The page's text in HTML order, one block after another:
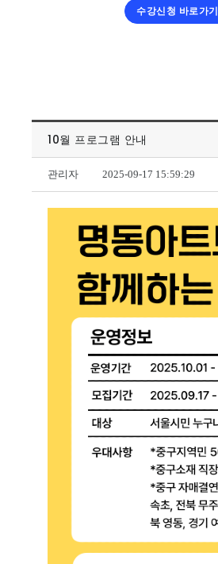
수강신청 바로가기
10월 프로그램 안내
관리자 2025-09-17 15:59:29